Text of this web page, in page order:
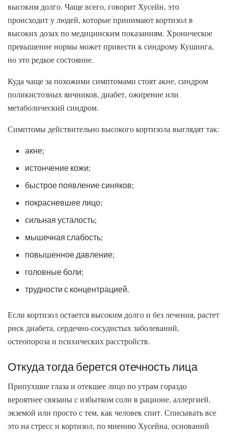
высоким долго. Чаще всего, говорит Хусейн, это
происходит у людей, которые принимают кортизол в
высоких дозах по медицинским показаниям. Хроническое
превышение нормы может привести к синдрому Кушинга,
но это редкое состояние.
Куда чаще за похожими симптомами стоят акне, синдром
поликистозных яичников, диабет, ожирение или
метаболический синдром.
Симптомы действительно высокого кортизола выглядят так:
акне;
истончение кожи;
быстрое появление синяков;
покрасневшее лицо;
сильная усталость;
мышечная слабость;
повышенное давление;
головные боли;
трудности с концентрацией.
Если кортизол остается высоким долго и без лечения, растет
риск диабета, сердечно-сосудистых заболеваний,
остеопороза и психических расстройств.
Откуда тогда берется отечность лица
Припухшие глаза и отекшее лицо по утрам гораздо
вероятнее связаны с избытком соли в рационе, аллергией,
экземой или просто с тем, как человек спит. Списывать все
это на стресс и кортизол, по мнению Хусейна, оснований